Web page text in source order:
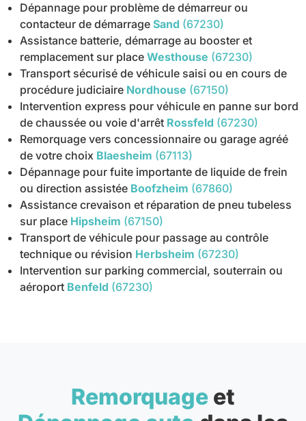
Dépannage pour problème de démarreur ou
contacteur de démarrage Sand (67230)
Assistance batterie, démarrage au booster et
remplacement sur place Westhouse (67230)
Transport sécurisé de véhicule saisi ou en cours de
procédure judiciaire Nordhouse (67150)
Intervention express pour véhicule en panne sur bord
de chaussée ou voie d'arrêt Rossfeld (67230)
Remorquage vers concessionnaire ou garage agréé
de votre choix Blaesheim (67113)
Dépannage pour fuite importante de liquide de frein
ou direction assistée Boofzheim (67860)
Assistance crevaison et réparation de pneu tubeless
sur place Hipsheim (67150)
Transport de véhicule pour passage au contrôle
technique ou révision Herbsheim (67230)
Intervention sur parking commercial, souterrain ou
aéroport Benfeld (67230)
Remorquage et